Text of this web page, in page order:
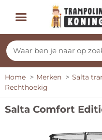
Home Merken Salta
Rechthoekig
Salta Comfort